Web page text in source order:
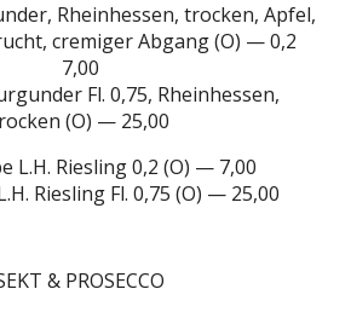
Rheinhessen, trocken, Apfel,
cremiger Abgang (O) — 0,2
7,00
Fl. 0,75, Rheinhessen,
(O) — 25,00
L.H. Riesling 0,2 (O) — 7,00
Riesling Fl. 0,75 (O) — 25,00
& PROSECCO